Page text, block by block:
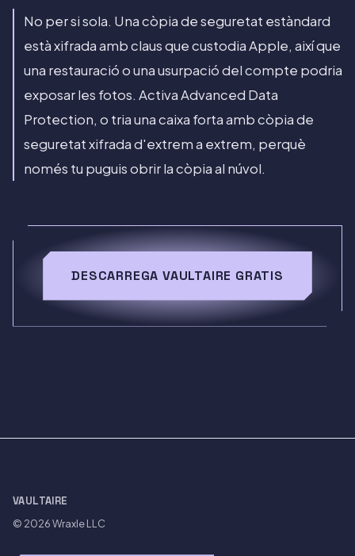
No per si sola. Una còpia de seguretat estàndard
està xifrada amb claus que custodia Apple, així que
una restauració o una usurpació del compte podria
exposar les fotos. Activa Advanced Data
Protection, o tria una caixa forta amb còpia de
seguretat xifrada d'extrem a extrem, perquè
només tu puguis obrir la còpia al núvol.
DESCARREGA VAULTAIRE GRATIS
VAULTAIRE
© 2026Wraxle LLC